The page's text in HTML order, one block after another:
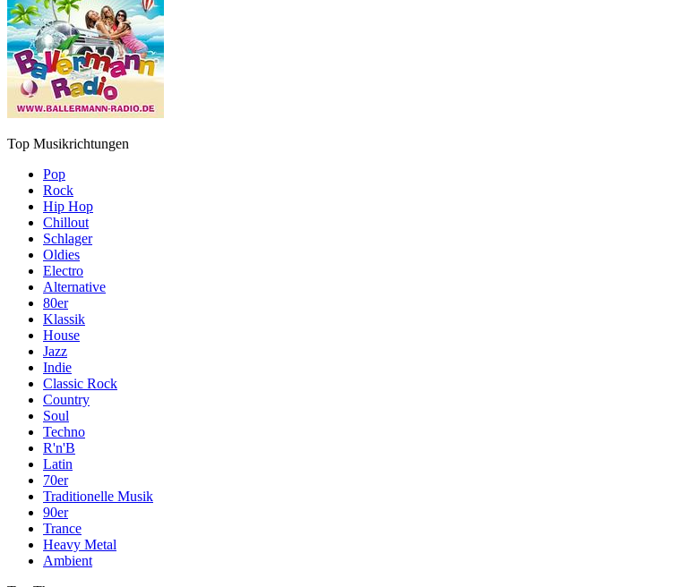
Top Musikrichtungen
Pop
Rock
Hip Hop
Chillout
Schlager
Oldies
Electro
Alternative
80er
Klassik
House
Jazz
Indie
Classic Rock
Country
Soul
Techno
R'n'B
Latin
70er
Traditionelle Musik
90er
Trance
Heavy Metal
Ambient